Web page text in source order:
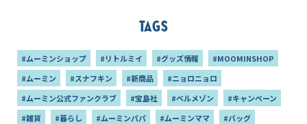
Tags
#ムーミンショップ #リトルミイ #グッズ情報
#MOOMINSHOP
#ムーミン
#スナフキン #新商品
#ニョロニョロ
#ムーミン公式ファンクラブ
#宝島社 #ベルメゾン
#キャンペーン
#雑貨
#暮らし #ムーミンパパ #ムーミンママ
#バッグ